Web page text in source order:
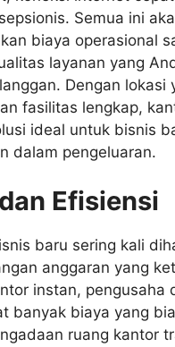
Semua ini
biaya operasional
layanan yang
Dengan lokasi
fasilitas lengkap,
ideal untuk bisnis
dalam pengeluaran.
Efisiensi
baru sering kali
anggaran yang
instan, pengusaha
banyak biaya yang
ruang kantor